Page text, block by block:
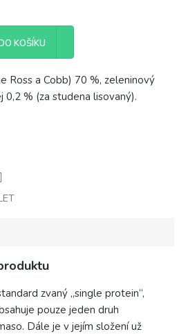
KOŠÍKU
Ross a Cobb) 70 %, zeleninový
0,2 % (za studena lisovaný).
zvaný „single protein“,
pouze jeden druh
Dále je v jejím složení už